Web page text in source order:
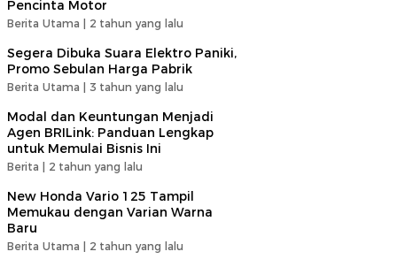
Pencinta Motor
Berita Utama | 2 tahun yang lalu
Segera Dibuka Suara Elektro Paniki,
Promo Sebulan Harga Pabrik
Berita Utama | 3 tahun yang lalu
Modal dan Keuntungan Menjadi
Agen BRILink: Panduan Lengkap
untuk Memulai Bisnis Ini
Berita | 2 tahun yang lalu
New Honda Vario 125 Tampil
Memukau dengan Varian Warna
Baru
Berita Utama | 2 tahun yang lalu